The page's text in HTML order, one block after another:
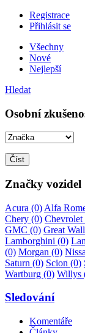
Registrace
Přihlásit se
Všechny
Nové
Nejlepší
Hledat
Osobní
Značky vozidel
Acura (0) Alfa
Chery (0) Chevrolet
GMC (0) Great Wall
Lamborghini (0)
(0) Morgan (0)
Saturn (0) Scion (0)
Wartburg (0) Willys
Sledování
Komentáře